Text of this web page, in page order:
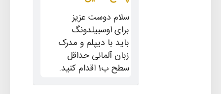
سلام دوست عزیز
برای اوسبیلدونگ
باید با دیپلم و مدرک
زبان آلمانی حداقل
سطح ب1 اقدام کنید.